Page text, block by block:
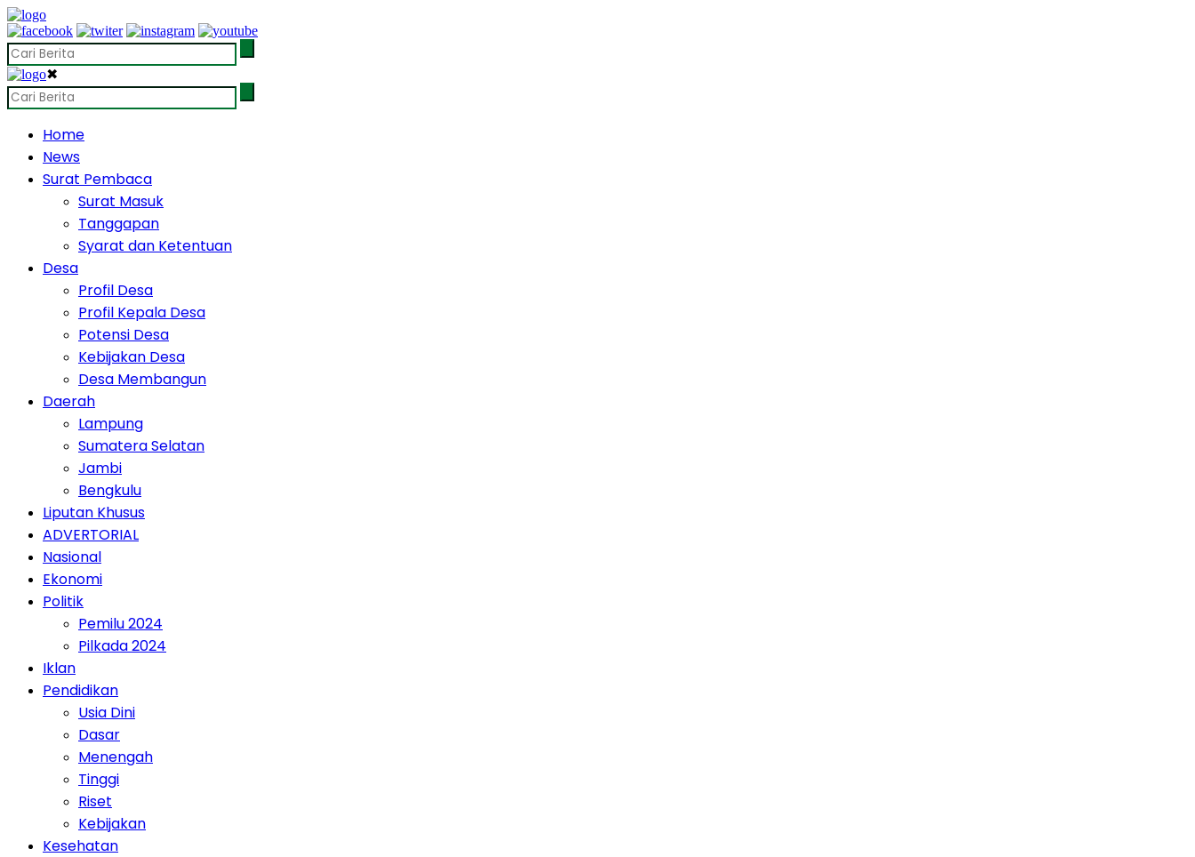
✖
Home
News
Surat Pembaca
Surat Masuk
Tanggapan
Syarat dan Ketentuan
Desa
Profil Desa
Profil Kepala Desa
Potensi Desa
Kebijakan Desa
Desa Membangun
Daerah
Lampung
Sumatera Selatan
Jambi
Bengkulu
Liputan Khusus
ADVERTORIAL
Nasional
Ekonomi
Politik
Pemilu 2024
Pilkada 2024
Iklan
Pendidikan
Usia Dini
Dasar
Menengah
Tinggi
Riset
Kebijakan
Kesehatan